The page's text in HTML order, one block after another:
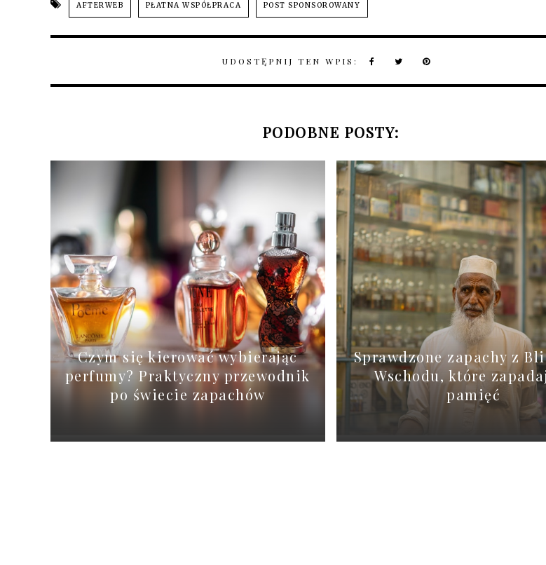
AFTERWEB PŁATNA WSPÓŁPRACA POST SPONSOROWANY
UDOSTĘPNIJ TEN WPIS:
PODOBNE POSTY:
Czym się kierować wybierając
perfumy? Praktyczny przewodnik
po świecie zapachów
Sprawdzone zapachy z
Wschodu, które
pamięć